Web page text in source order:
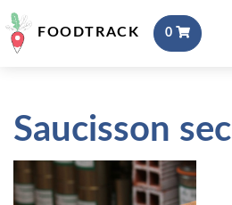
FOODTRACK 0
Saucisson sec